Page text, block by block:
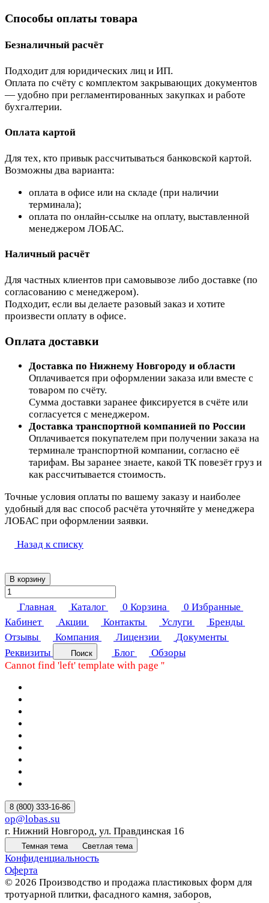
Способы оплаты товара
Безналичный расчёт
Подходит для юридических лиц и ИП.
Оплата по счёту с комплектом закрывающих документов
— удобно при регламентированных закупках и работе
бухгалтерии.
Оплата картой
Для тех, кто привык рассчитываться банковской картой.
Возможны два варианта:
оплата в офисе или на складе (при наличии
терминала);
оплата по онлайн-ссылке на оплату, выставленной
менеджером ЛОБАС.
Наличный расчёт
Для частных клиентов при самовывозе либо доставке (по
согласованию с менеджером).
Подходит, если вы делаете разовый заказ и хотите
произвести оплату в офисе.
Оплата доставки
Доставка по Нижнему Новгороду и области
Оплачивается при оформлении заказа или вместе с
товаром по счёту.
Сумма доставки заранее фиксируется в счёте или
согласуется с менеджером.
Доставка транспортной компанией по России
Оплачивается покупателем при получении заказа на
терминале транспортной компании, согласно её
тарифам. Вы заранее знаете, какой ТК повезёт груз и
как рассчитывается стоимость.
Точные условия оплаты по вашему заказу и наиболее
удобный для вас способ расчёта уточняйте у менеджера
ЛОБАС при оформлении заявки.
Назад к списку
В корзину
Главная Каталог 0 Корзина 0 Избранные
Кабинет
Акции Контакты Услуги
Бренды
Отзывы
Компания Лицензии
Документы
Реквизиты
Поиск Блог
Обзоры
Cannot find 'left' template with page ''
8 (800) 333-16-86
op@lobas.su
г. Нижний Новгород, ул. Правдинская 16
Темная тема Светлая тема
Конфиденциальность
Оферта
© 2026 Производство и продажа пластиковых форм для
тротуарной плитки, фасадного камня, заборов,